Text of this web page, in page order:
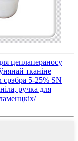
цеплапераносу
тканіне
срэбра 5-25% SN
ручка для